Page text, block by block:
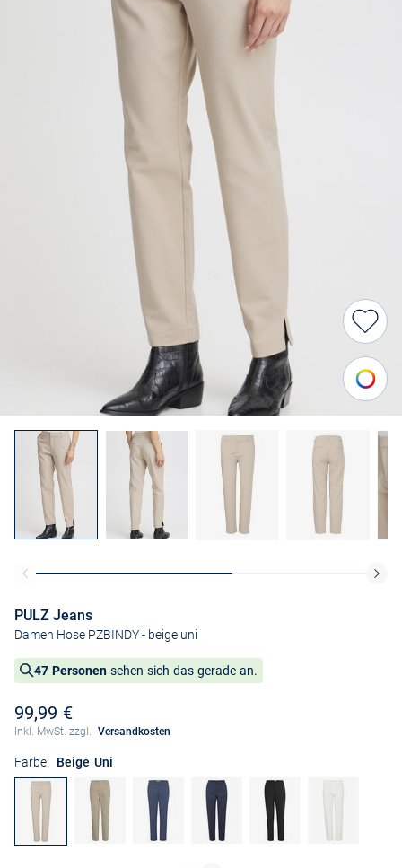
PULZ Jeans
Damen Hose PZBINDY- beige uni
47 Personen sehen sich das gerade an.
99,99 €
Inkl. MwSt. zzgl. Versandkosten
Farbe: Beige Uni